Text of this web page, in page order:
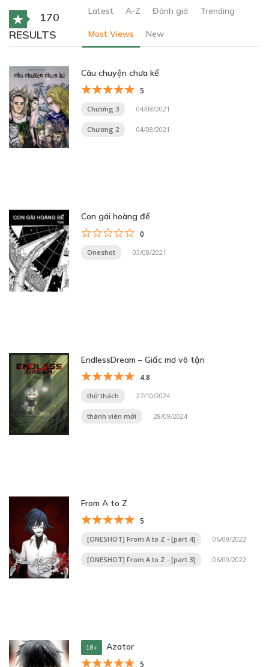
170
RESULTS
Latest A-Z Đánh giá Trending
Most Views New
Câu chuyện chưa kể
5
Chương 3 04/08/2021
Chương 2 04/08/2021
Con gái hoàng đế
0
Oneshot 03/08/2021
EndlessDream – Giấc mơ vô tận
4.8
thử thách 27/10/2024
thành viên mới 28/09/2024
From A to Z
5
[ONESHOT] From A to Z - [part 4] 06/09/2022
[ONESHOT] From A to Z - [part 3] 06/09/2022
18+ Azator
5